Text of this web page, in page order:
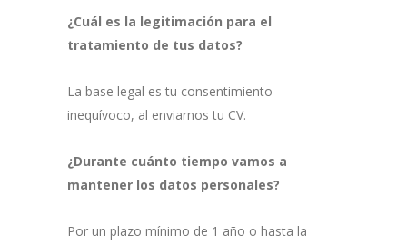
¿Cuál es la legitimación para el
tratamiento de tus datos?
La base legal es tu consentimiento
inequívoco, al enviarnos tu CV.
¿Durante cuánto tiempo vamos a
mantener los datos personales?
Por un plazo mínimo de 1 año o hasta la